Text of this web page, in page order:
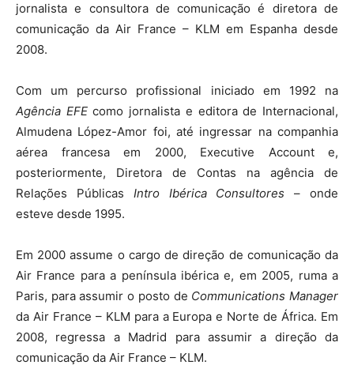
jornalista e consultora de comunicação é diretora de
comunicação da Air France – KLM em Espanha desde
2008.
Com um percurso profissional iniciado em 1992 na
Agência EFEcomo jornalista e editora de Internacional,
Almudena López-Amor foi, até ingressar na companhia
aérea francesa em 2000, Executive Account e,
posteriormente, Diretora de Contas na agência de
Relações Públicas Intro Ibérica Consultores – onde
esteve desde 1995.
Em 2000 assume o cargo de direção de comunicação da
Air France para a península ibérica e, em 2005, ruma a
Paris, para assumir o posto de Communications Manager
da Air France – KLM para a Europa e Norte de África. Em
2008, regressa a Madrid para assumir a direção da
comunicação da Air France – KLM.